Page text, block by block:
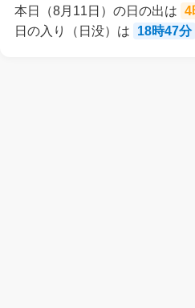
本日（8月11日）の日の出は 4
日の入り（日没）は
18時47分